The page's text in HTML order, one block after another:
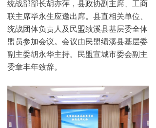
统战部部长胡亦萍，县政协副主席、工商
联主席毕永生应邀出席。县直相关单位、
统战团体负责人及民盟绩溪县基层委全体
盟员参加会议。会议由民盟绩溪县基层委
副主委胡永华主持。民盟宣城市委会副主
委章丰年致辞。